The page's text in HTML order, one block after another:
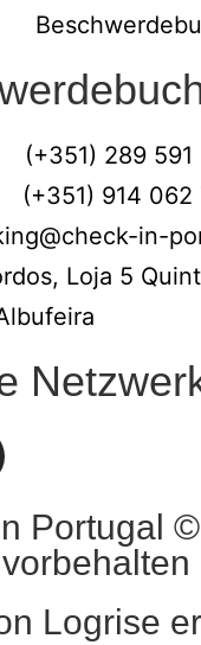
(+351) 289 591
(+351) 914 062
in-
Loja 5
Portugal
Logrise